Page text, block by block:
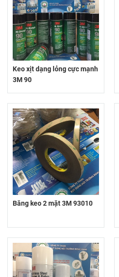
Keo xịt dạng lỏng cực mạnh
3M 90
Băng keo 2 mặt 3M 93010